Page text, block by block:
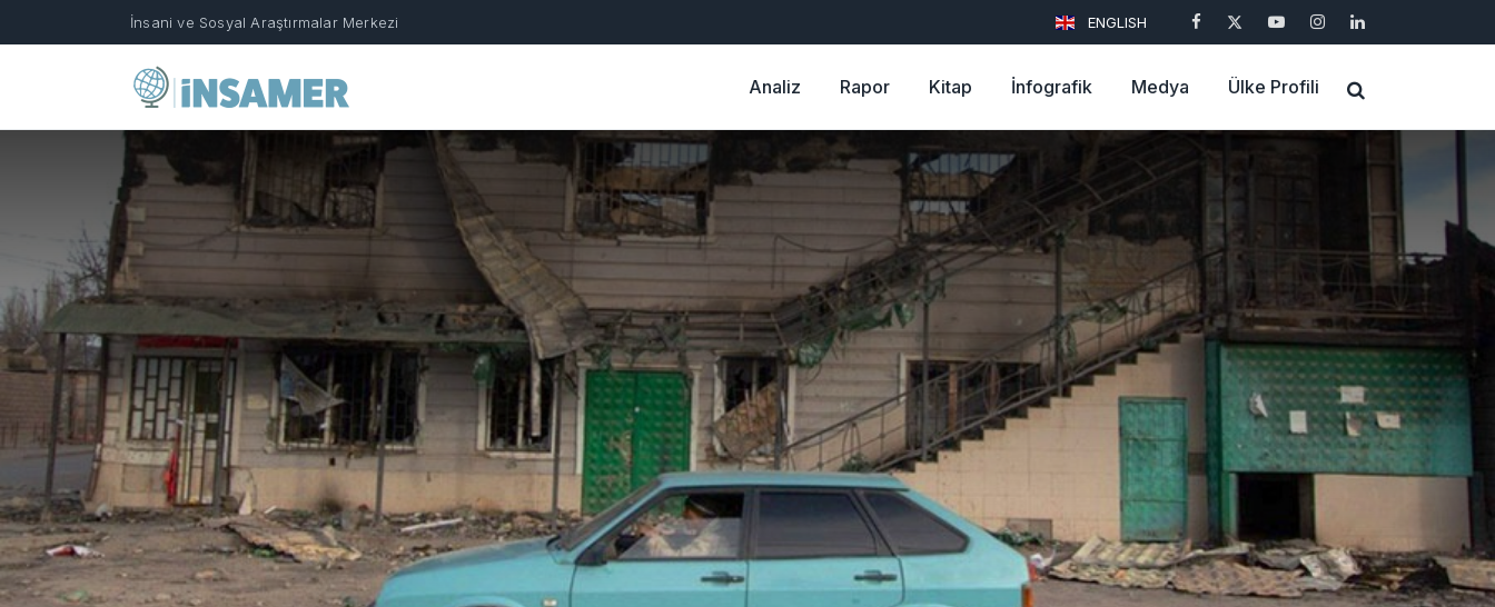
İnsani ve Sosyal Araştırmalar Merkezi ENGLISH
Analiz Rapor Kitap İnfografik Medya Ülke Profili